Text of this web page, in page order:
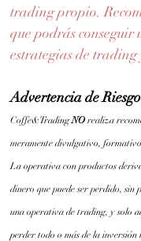
trading propio.
que podrás
estrategias de
Advertencia de Riesgo
Coffe&Trading NO realiza
meramente divulgativo,
La operativa con productos
dinero que puede ser perdido,
una operativa de trading, y solo
perder todo o más de la inversión